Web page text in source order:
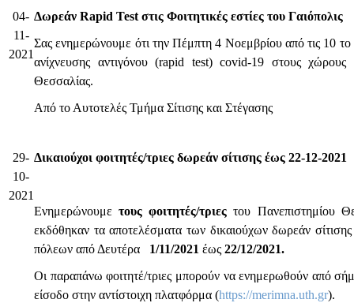
04-
11-
2021
Δωρεάν Rapid Test στις Φοιτητικές εστίες του Γαιόπολις
Σας ενημερώνουμε ότι την Πέμπτη 4 Νοεμβρίου από τις 10
ανίχνευσης αντιγόνου (rapid test) covid-19 στους
Θεσσαλίας.
Από το Αυτοτελές Τμήμα Σίτισης και Στέγασης
29-
10-
2021
Δικαιούχοι φοιτητές/τριες δωρεάν σίτισης έως 22-12-2021
Ενημερώνουμετους φοιτητές/τριες του Πανεπιστημίου
εκδόθηκαν τα αποτελέσματα των δικαιούχων δωρεάν
πόλεων από Δευτέρα 1/11/2021 έως 22/12/2021.
Οι παραπάνω φοιτητέ/τριες μπορούν να ενημερωθούν από
είσοδο στην αντίστοιχη πλατφόρμα (https://merimna.uth.gr).